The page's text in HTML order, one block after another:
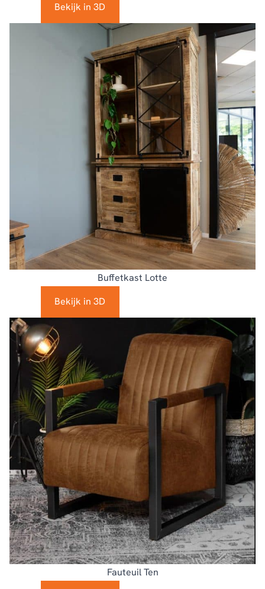
Bekijk in 3D
Buffetkast Lotte
Bekijk in 3D
Fauteuil Ten